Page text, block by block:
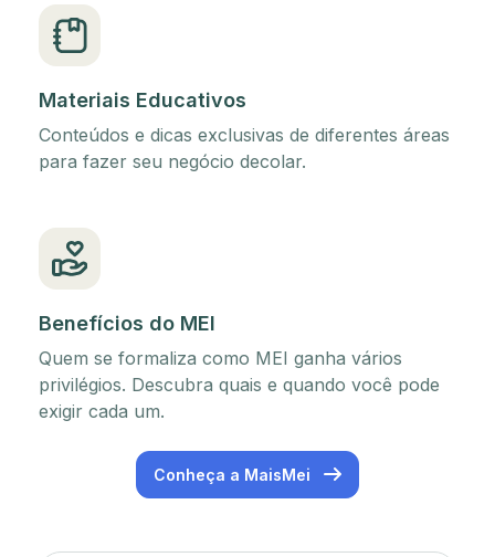
Materiais Educativos
Conteúdos e dicas exclusivas de diferentes áreas
para fazer seu negócio decolar.
Benefícios do MEI
Quem se formaliza como MEI ganha vários
privilégios. Descubra quais e quando você pode
exigir cada um.
Conheça a MaisMei